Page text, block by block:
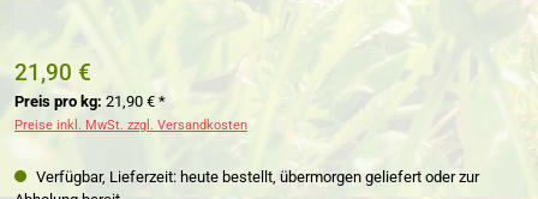
21,90 €
Preis pro kg: 21,90 € *
Preise inkl. MwSt. zzgl. Versandkosten
Verfügbar, Lieferzeit: heute bestellt, übermorgen geliefert oder zur